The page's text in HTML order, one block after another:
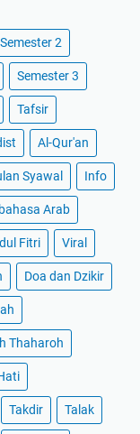
Semester 2
Semester 3
Tafsir
Al-Qur'an
Syawal Info
Arab
Fitri Viral
Doa dan Dzikir
Thaharoh
Takdir Talak